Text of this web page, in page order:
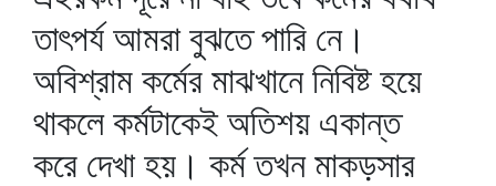
তাৎপর্য আমরা বুঝতে পারি নে।
অবিশ্রাম কর্মের মাঝখানে নিবিষ্ট হয়ে
থাকলে কর্মটাকেই অতিশয় একান্ত
করে দেখা হয়। কর্ম তখন মাকড়সার